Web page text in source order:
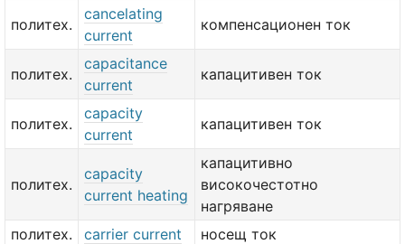
политех.
cancelating
current
компенсационен ток
политех.
capacitance
current
капацитивен ток
политех.
capacity
current
капацитивен ток
политех.
capacity
current heating
капацитивно
високочестотно
нагряване
политех.
carrier current носещ ток